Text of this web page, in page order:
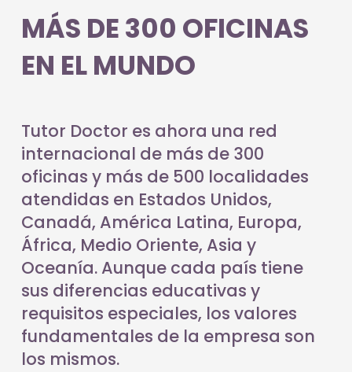
MÁS DE 300 OFICINAS
EN EL MUNDO
Tutor Doctor es ahora una red
internacional de más de 300
oficinas y más de 500 localidades
atendidas en Estados Unidos,
Canadá, América Latina, Europa,
África, Medio Oriente, Asia y
Oceanía. Aunque cada país tiene
sus diferencias educativas y
requisitos especiales, los valores
fundamentales de la empresa son
los mismos.